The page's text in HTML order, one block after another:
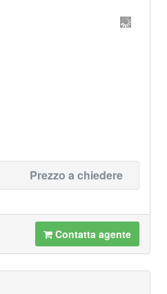
Prezzo a chiedere
Contatta agente